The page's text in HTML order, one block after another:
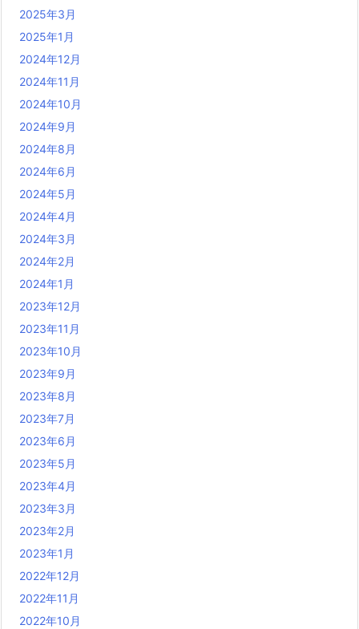
2025年3月
2025年1月
2024年12月
2024年11月
2024年10月
2024年9月
2024年8月
2024年6月
2024年5月
2024年4月
2024年3月
2024年2月
2024年1月
2023年12月
2023年11月
2023年10月
2023年9月
2023年8月
2023年7月
2023年6月
2023年5月
2023年4月
2023年3月
2023年2月
2023年1月
2022年12月
2022年11月
2022年10月